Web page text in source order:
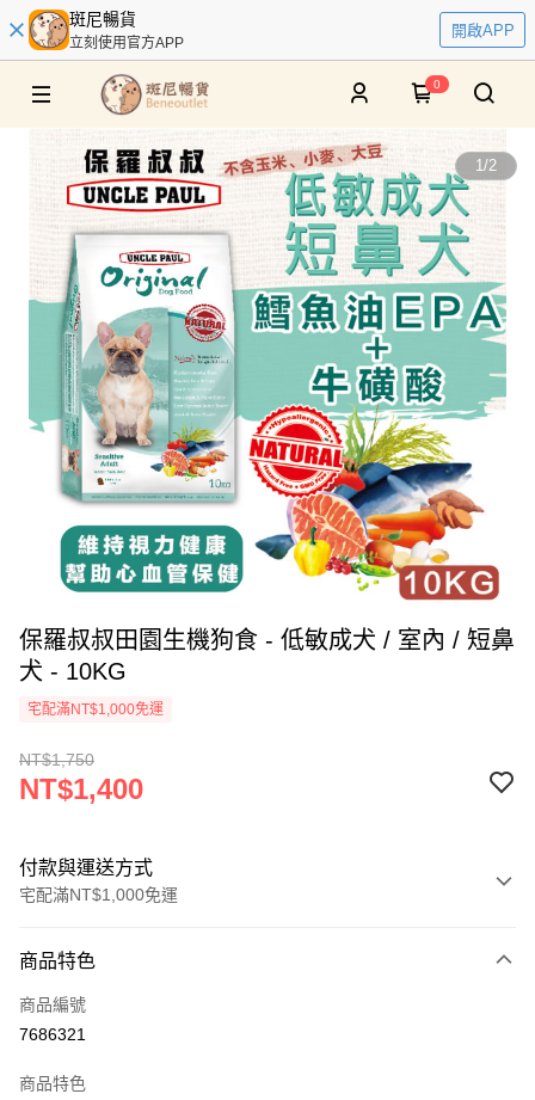
斑尼暢貨
立刻使用官方APP
開啟APP
0
1/2
保羅叔叔田園生機狗食 - 低敏成犬 / 室內 / 短鼻
犬 - 10KG
宅配滿NT$1,000免運
NT$1,750
NT$1,400
付款與運送方式
宅配滿NT$1,000免運
信用卡一次付款
LINE Pay
商品特色
商品編號
7686321
商品特色